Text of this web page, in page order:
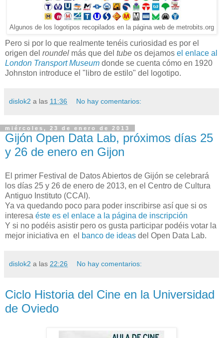
Algunos de los logotipos recopilados en la página web de metrobits.org
Pero si por lo que realmente tenéis curiosidad es por el
origen del roundel más que del tube os dejamos el enlace al
London Transport Museum donde se cuenta cómo en 1920
Johnston introduce el "libro de estilo" del logotipo.
dislok2 a las 11:36 No hay comentarios:
miércoles, 23 de enero de 2013
Gijón Open Data Lab, próximos días 25
y 26 de enero en Gijon
El primer Festival de Datos Abiertos de Gijón se celebrará
los días 25 y 26 de enero de 2013, en el Centro de Cultura
Antiguo Instituto (CCAI).
Ya va quedando poco para poder inscribirse así que si os
interesa éste es el enlace a la página de inscripción
Y si no podéis asistir pero os gusta participar podéis votar la
mejor iniciativa en el banco de ideas del Open Data Lab.
dislok2 a las 22:26 No hay comentarios:
Ciclo Historia del Cine en la Universidad
de Oviedo